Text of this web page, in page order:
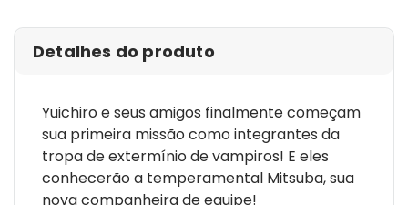
Detalhes do produto
Yuichiro e seus amigos finalmente começam
sua primeira missão como integrantes da
tropa de extermínio de vampiros! E eles
conhecerão a temperamental Mitsuba, sua
nova companheira de equipe!